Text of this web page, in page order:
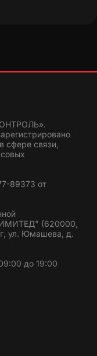
сфере связи,
89373 от
(620000,
ул. Юмашева, д.
до 19:00